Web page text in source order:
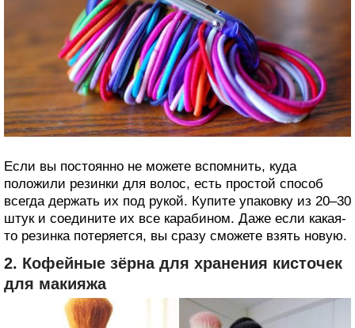
Если вы постоянно не можете вспомнить, куда
положили резинки для волос, есть простой способ
всегда держать их под рукой. Купите упаковку из 20–30
штук и соедините их все карабином. Даже если какая-
то резинка потеряется, вы сразу сможете взять новую.
2. Кофейные зёрна для хранения кисточек
для макияжа